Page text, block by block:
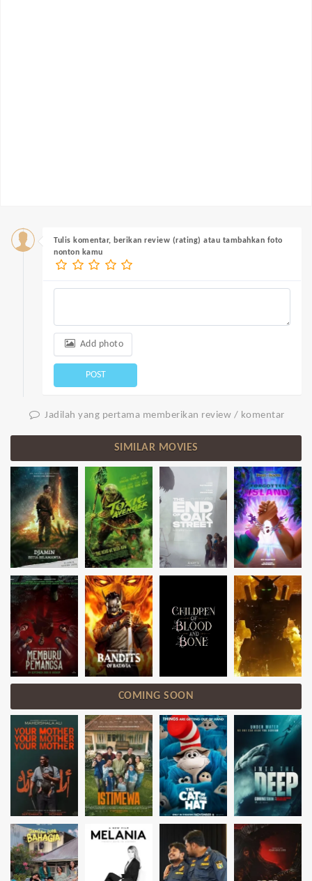
Tulis komentar, berikan review (rating) atau tambahkan foto
nonton kamu
Add photo
POST
Jadilah yang pertama memberikan review / komentar
SIMILAR MOVIES
COMING SOON